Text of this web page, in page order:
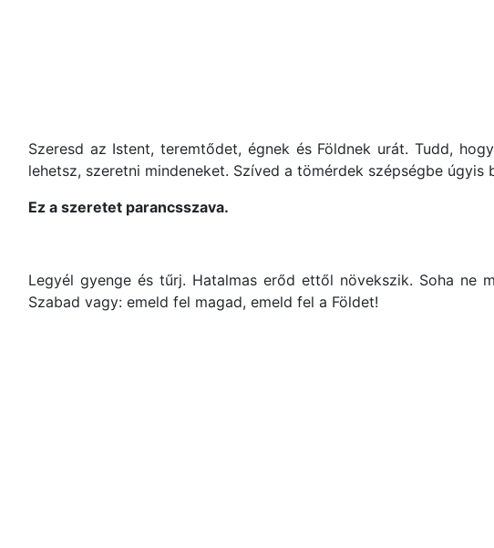
Szeresd az Istent, teremtődet, égnek és Földnek urát. Tudd,
lehetsz, szeretni mindeneket. Szíved a tömérdek szépségbe úgyis
Ez a szeretet parancsszava.
Legyél gyenge és tűrj. Hatalmas erőd ettől növekszik. Soha ne
Szabad vagy: emeld fel magad, emeld fel a Földet!